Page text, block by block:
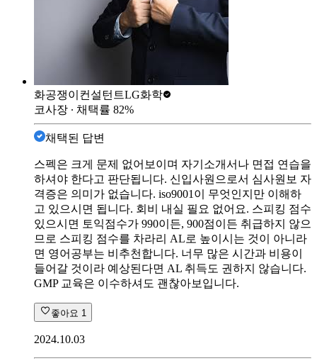
화공쟁이컨설턴트LG화학
코사장 ∙ 채택률 82%
채택된 답변
스펙은 크게 문제 없어보이며 자기소개서나 면접 연습을
하셔야 한다고 판단됩니다. 신입사원으로서 심사원보 자
격증은 의미가 없습니다. iso9001이 무엇인지만 이해하
고 있으시면 됩니다. 회비 내실 필요 없어요. 스피킹 점수
있으시면 토익점수가 990이든, 900점이든 취급하지 않으
므로 스피킹 점수를 차라리 AL로 높이시는 것이 아니라
면 영어공부는 비추천합니다. 너무 많은 시간과 비용이
들어갈 것이라 예상된다면 AL 취득도 권하지 않습니다.
GMP 교육은 이수하셔도 괜찮아보입니다.
좋아요 1
2024.10.03